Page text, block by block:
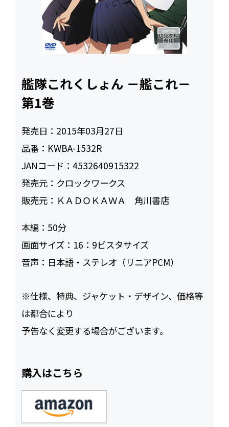
艦隊これくしょん －艦これ－
第1巻
発売日： 2015年03月27日
品番： KWBA-1532R
JANコード：4532640915322
発売元： クロックワークス
販売元： ＫＡＤＯＫＡＷＡ 角川書店
本編： 50
画面サイズ： 16：9ビスタサイズ
音声： 日本語・ステレオ（リニアPCM）
※仕様、特典、ジャケット・デザイン、価格等
は都合により
予告なく変更する場合がございます。
購入はこちら